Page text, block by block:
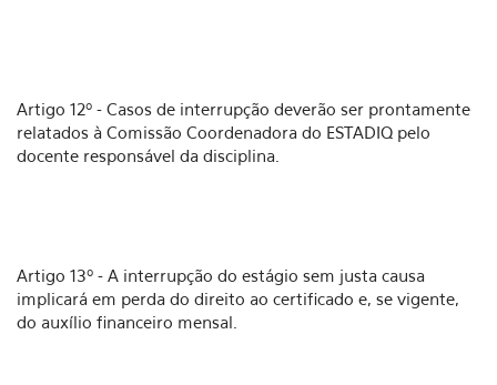
Artigo 12º - Casos de interrupção deverão ser prontamente
relatados à Comissão Coordenadora do ESTADIQ pelo
docente responsável da disciplina.
Artigo 13º - A interrupção do estágio sem justa causa
implicará em perda do direito ao certificado e, se vigente,
do auxílio financeiro mensal.